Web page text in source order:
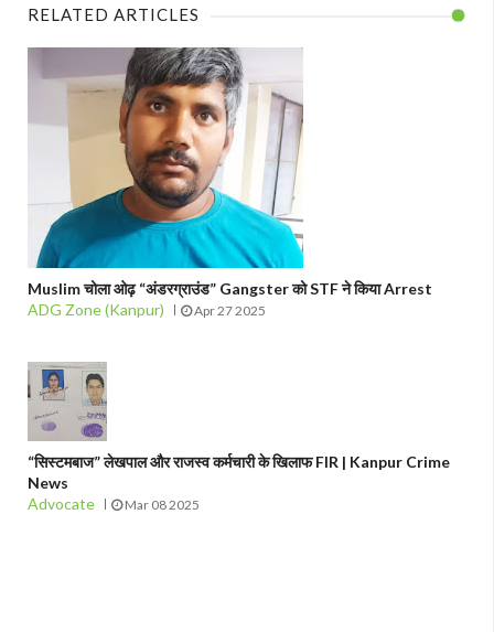
RELATED ARTICLES
Muslim चोला ओढ़ “अंडरग्राउंड” Gangster को STF ने किया Arrest
ADG Zone (Kanpur)
Apr 27 2025
“सिस्टमबाज” लेखपाल और राजस्व कर्मचारी के खिलाफ FIR | Kanpur Crime
News
Advocate
Mar 08 2025